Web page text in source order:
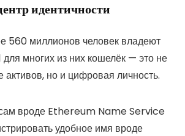
идентичности
560 миллионов человек владеют
многих из них кошелёк — это не
активов, но и цифровая личность.
вроде Ethereum Name Service
удобное имя вроде